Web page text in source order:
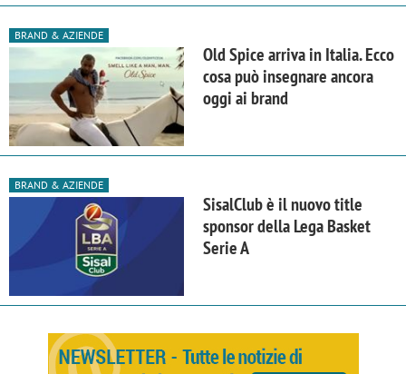
BRAND & AZIENDE
Old Spice arriva in Italia. Ecco
cosa può insegnare ancora
oggi ai brand
BRAND & AZIENDE
SisalClub è il nuovo title
sponsor della Lega Basket
Serie A